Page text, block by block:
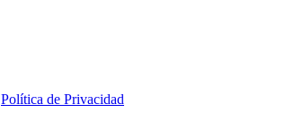
Política de Privacidad